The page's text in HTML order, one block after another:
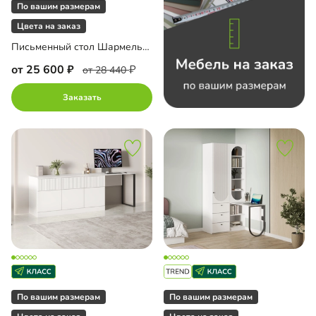
до
Al Широкая Черная
пленкой ПВХ
эмалью
МДФ
По вашим размерам
Цвета на заказ
Письменный стол Шармель-2 Лайф
от 25 600 от 28 440
Заказать
По вашим размерам
По вашим размерам